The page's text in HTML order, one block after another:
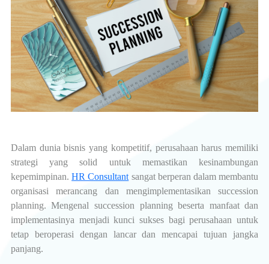
Dalam dunia bisnis yang kompetitif, perusahaan harus memiliki
strategi yang solid untuk memastikan kesinambungan
kepemimpinan.HR Consultant sangat berperan dalam membantu
organisasi merancang dan mengimplementasikan succession
planning. Mengenal succession planning beserta manfaat dan
implementasinya menjadi kunci sukses bagi perusahaan untuk
tetap beroperasi dengan lancar dan mencapai tujuan jangka
panjang.